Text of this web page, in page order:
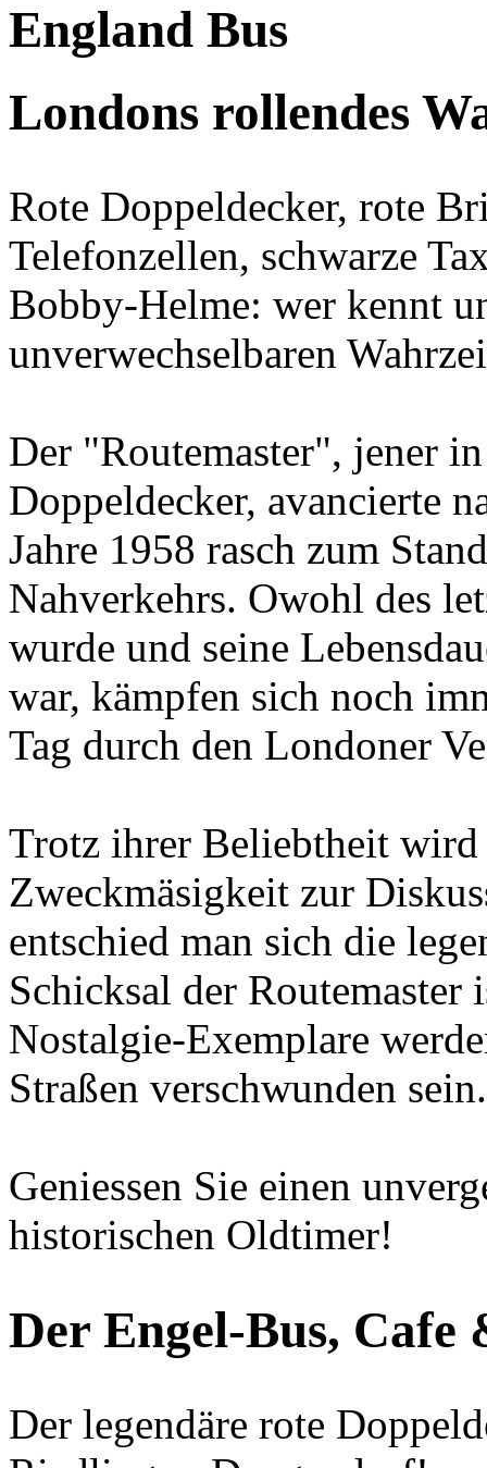
England Bus
Londons rollendes
Rote Doppeldecker, rote
Telefonzellen, schwarze
Bobby-Helme: wer kennt
unverwechselbaren
Der "Routemaster", jener
Doppeldecker, avancierte
Jahre 1958 rasch zum
Nahverkehrs. Owohl des
wurde und seine
war, kämpfen sich noch
Tag durch den Londoner
Trotz ihrer Beliebtheit
Zweckmäsigkeit zur
entschied man sich die
Schicksal der Routemaster
Nostalgie-Exemplare
Straßen verschwunden sein.
Geniessen Sie einen
historischen Oldtimer!
Der Engel-Bus, Cafe
Der legendäre rote